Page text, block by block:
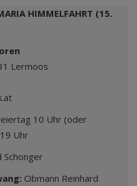
HIMMELFAHRT (15.
Lermoos
10 Uhr (oder
Uhr
Schonger
Obmann Reinhard